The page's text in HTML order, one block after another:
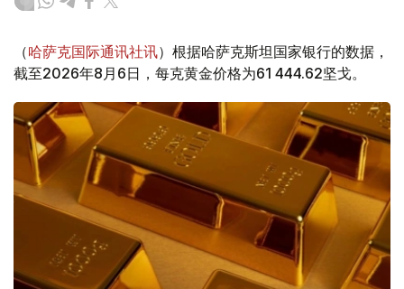
（哈萨克国际通讯社讯）根据哈萨克斯坦国家银行的数据，
截至2026年8月6日，每克黄金价格为61 444.62坚戈。